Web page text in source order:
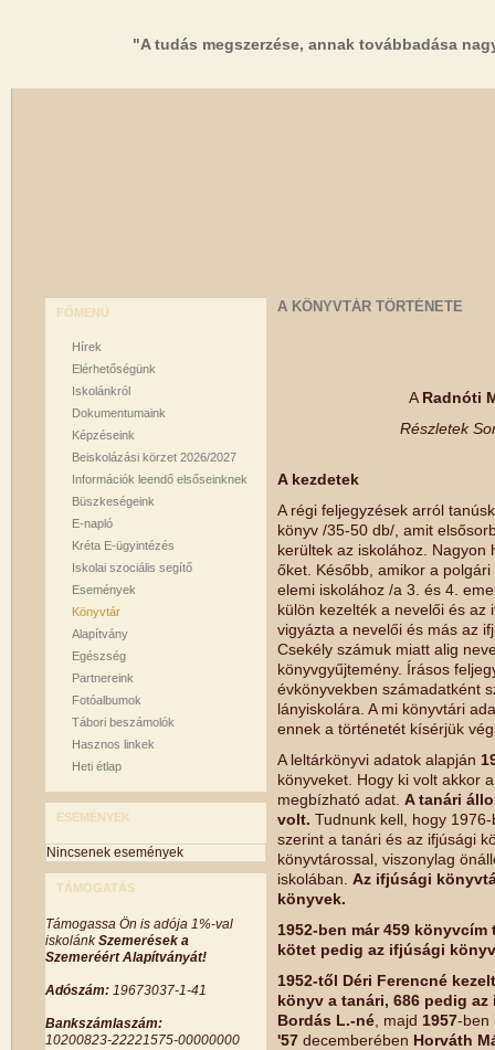
"A tudás megszerzése, annak továbbadása
FŐMENÜ
Hírek
Elérhetőségünk
Iskolánkról
Dokumentumaink
Képzéseink
Beiskolázási körzet 2026/2027
Információk leendő elsőseinknek
Büszkeségeink
E-napló
Kréta E-ügyintézés
Iskolai szociális segítő
Események
Könyvtár
Alapítvány
Egészség
Partnereink
Fotóalbumok
Tábori beszámolók
Hasznos linkek
Heti étlap
ESEMÉNYEK
Nincsenek események
TÁMOGATÁS
Támogassa Ön is adója 1%-val
iskolánkSzemerések a
Szemeréért Alapítványát!
Adószám: 19673037-1-41
Bankszámlaszám:
10200823-22221575-00000000
A KÖNYVTÁR TÖRTÉNETE
A Radnóti
Részletek
A kezdetek
A régi feljegyzések arról
könyv /35-50 db/, amit
kerültek az iskolához. Nagyon
őket. Később, amikor a
elemi iskolához /a 3. és 4.
külön kezelték a nevelői és az
vigyázta a nevelői és más az
Csekély számuk miatt alig
könyvgyűjtemény. Írásos
évkönyvekben számadatként
lányiskolára. A mi könyvtári
ennek a történetét kísérjük
A leltárkönyvi adatok alapján
könyveket. Hogy ki volt akkor
megbízható adat. A tanári
volt. Tudnunk kell, hogy
szerint a tanári és az ifjúsági
könyvtárossal, viszonylag
iskolában. Az ifjúsági
könyvek.
1952-ben már 459
kötet pedig az ifjúsági
1952-től Déri Ferencné
könyv a tanári, 686 pedig
Bordás L.-né , majd 1957-ben
'57 decemberében Horváth